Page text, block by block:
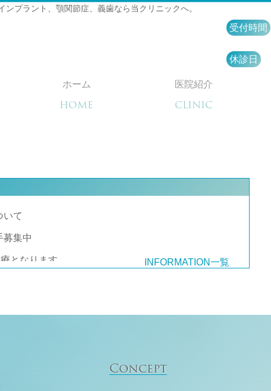
プラント、顎関節症、義歯なら当クリニックへ。
受付時間
休診日
ホーム
HOME
医院紹介
CLINIC
いて
募集中
となります。 INFORMATION一覧
Concept